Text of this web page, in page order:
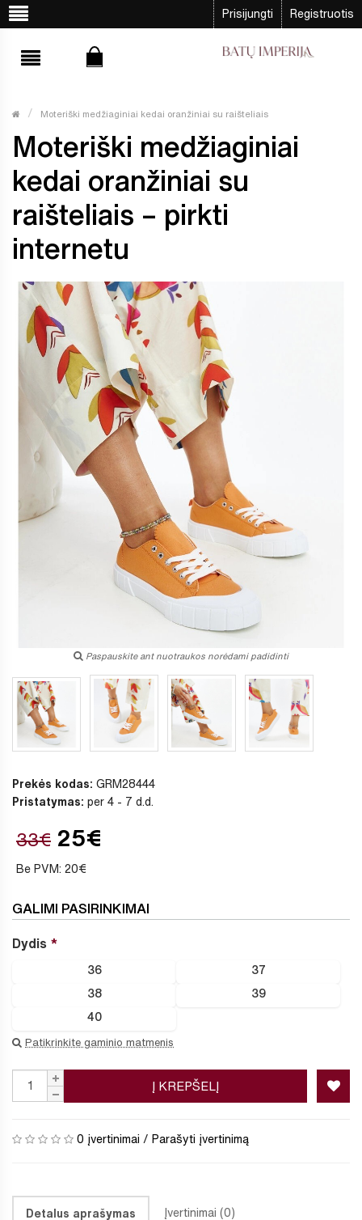
Prisijungti Registruotis
Moteriški medžiaginiai kedai oranžiniai su raišteliais
Moteriški medžiaginiai
kedai oranžiniai su
raišteliais – pirkti
internetu
Paspauskite ant nuotraukos norėdami padidinti
Prekės kodas: GRM28444
Pristatymas: per 4 - 7 d.d.
33€ 25€
Be PVM: 20€
GALIMI PASIRINKIMAI
Dydis
36 37
38 39
40
Patikrinkite gaminio matmenis
Į KREPŠELĮ
0 įvertinimai / Parašyti įvertinimą
Detalus aprašymas Įvertinimai (0)